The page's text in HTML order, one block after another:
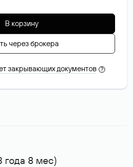
В корзину
через брокера
закрывающих документов ?
года 8 мес)